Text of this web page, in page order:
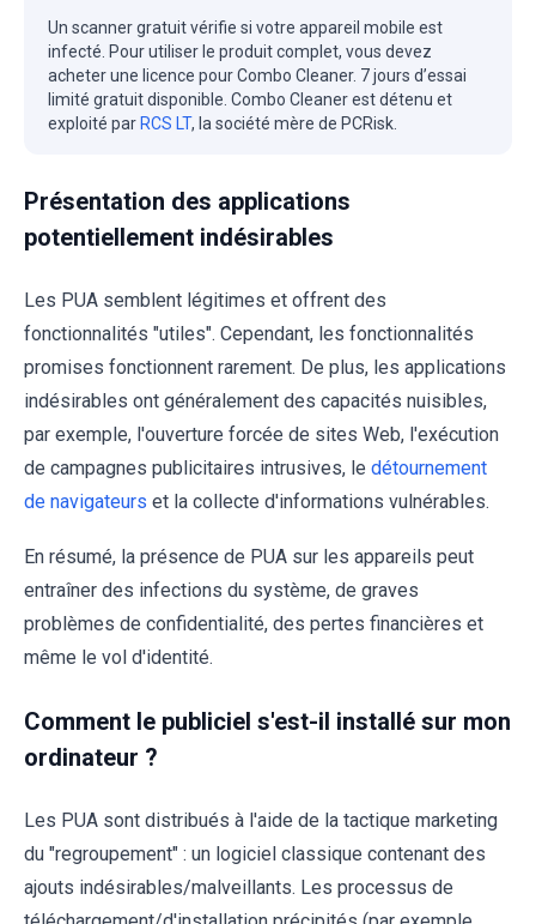
Un scanner gratuit vérifie si votre appareil mobile est
infecté. Pour utiliser le produit complet, vous devez
acheter une licence pour Combo Cleaner. 7 jours d’essai
limité gratuit disponible. Combo Cleaner est détenu et
exploité par RCS LT, la société mère de PCRisk.
Présentation des applications
potentiellement indésirables
Les PUA semblent légitimes et offrent des
fonctionnalités "utiles". Cependant, les fonctionnalités
promises fonctionnent rarement. De plus, les applications
indésirables ont généralement des capacités nuisibles,
par exemple, l'ouverture forcée de sites Web, l'exécution
de campagnes publicitaires intrusives, le détournement
de navigateurs et la collecte d'informations vulnérables.
En résumé, la présence de PUA sur les appareils peut
entraîner des infections du système, de graves
problèmes de confidentialité, des pertes financières et
même le vol d'identité.
Comment le publiciel s'est-il installé sur mon
ordinateur ?
Les PUA sont distribués à l'aide de la tactique marketing
du "regroupement" : un logiciel classique contenant des
ajouts indésirables/malveillants. Les processus de